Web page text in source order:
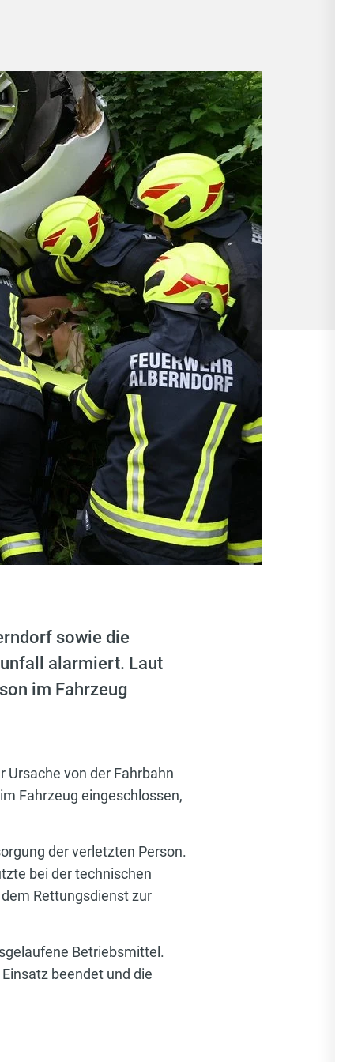
sowie die
alarmiert. Laut
im Fahrzeug
Ursache von der Fahrbahn
Fahrzeug eingeschlossen,
der verletzten Person.
bei der technischen
Rettungsdienst zur
Betriebsmittel.
beendet und die